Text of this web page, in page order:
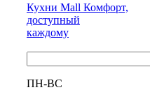
Кухни Mall Комфорт,
доступный
каждому
ПН-ВС